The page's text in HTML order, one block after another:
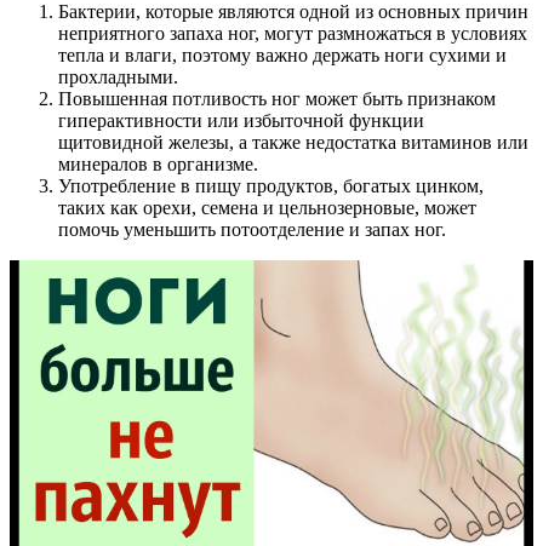
Бактерии, которые являются одной из основных причин
неприятного запаха ног, могут размножаться в условиях
тепла и влаги, поэтому важно держать ноги сухими и
прохладными.
Повышенная потливость ног может быть признаком
гиперактивности или избыточной функции
щитовидной железы, а также недостатка витаминов или
минералов в организме.
Употребление в пищу продуктов, богатых цинком,
таких как орехи, семена и цельнозерновые, может
помочь уменьшить потоотделение и запах ног.